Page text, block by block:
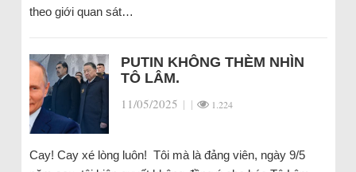
theo giới quan sát…
PUTIN KHÔNG THÈM NHÌN
TÔ LÂM.
11/05/2025 | | 1.224
Cay! Cay xé lòng luôn! Tôi mà là đảng viên, ngày 9/5